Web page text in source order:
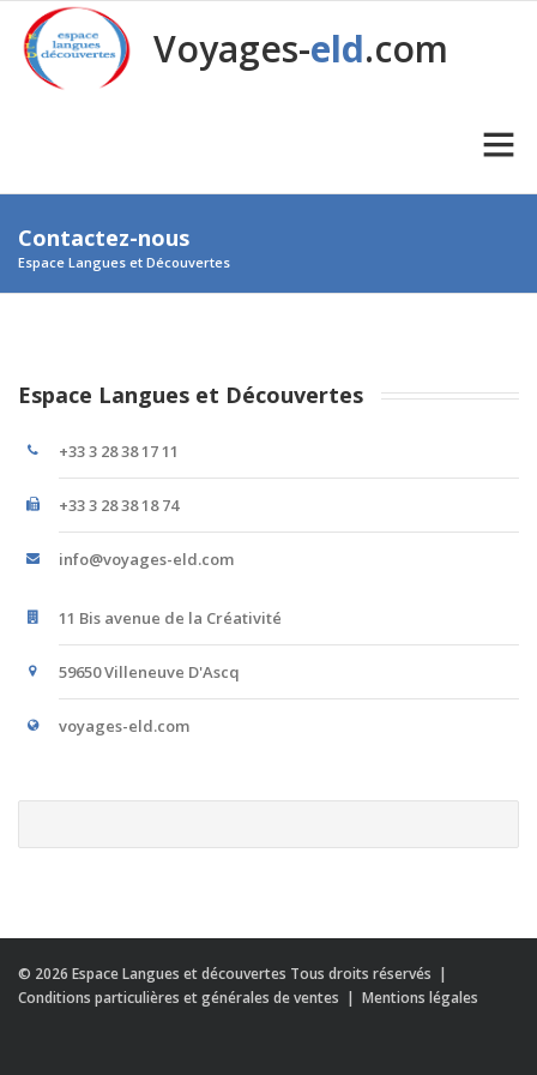
Voyages-eld.com
Contactez-nous
Espace Langues et Découvertes
Espace Langues et Découvertes
+33 3 28 38 17 11
+33 3 28 38 18 74
info@voyages-eld.com
11 Bis avenue de la Créativité
59650 Villeneuve D'Ascq
voyages-eld.com
© 2026 Espace Langues et découvertes Tous droits réservés |
Conditions particulières et générales de ventes | Mentions légales